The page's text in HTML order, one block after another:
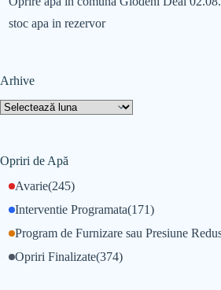
stoc apa in rezervor
Arhive
Opriri de Apă
Avarie(245)
Interventie Programata(171)
Opriri Finalizate(374)
Program de Furnizare sau Presiune